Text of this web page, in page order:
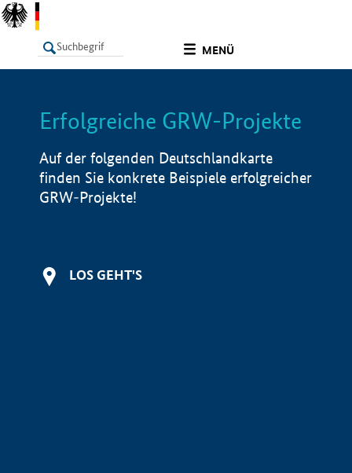
MENÜ
LISTE Info
Erfolgreiche GRW-Projekte
Auf der folgenden Deutschlandkarte
finden Sie konkrete Beispiele erfolgreicher
GRW-Projekte!
LOS GEHT'S